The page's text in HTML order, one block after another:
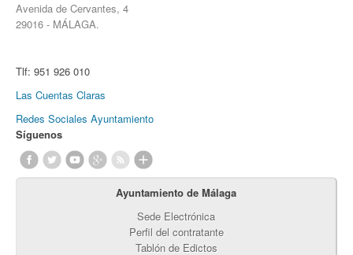
Avenida de Cervantes, 4
29016 - MÁLAGA.
Tlf: 951 926 010
Las Cuentas Claras
Redes Sociales Ayuntamiento
Síguenos
Ayuntamiento de Málaga
Sede Electrónica
Perfil del contratante
Tablón de Edictos